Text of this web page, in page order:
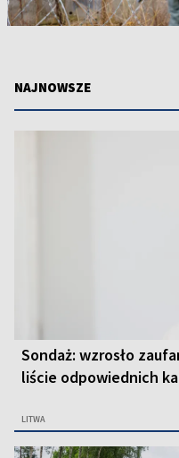
NAJNOWSZE
Sondaż: wzrosło
liście odpowiednich
LITWA